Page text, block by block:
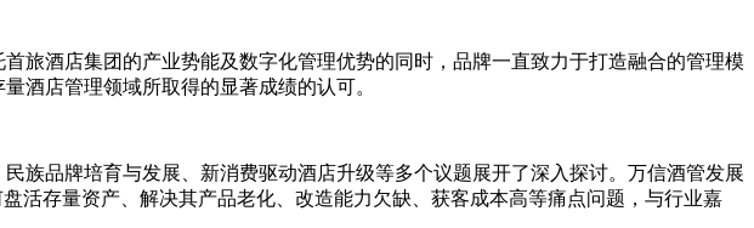
酒店集团的产业势能及数字化管理优势的同时，品牌一直致力于打造融合的管理模
酒店管理领域所取得的显著成绩的认可。
品牌培育与发展、新消费驱动酒店升级等多个议题展开了深入探讨。万信酒管发展
存量资产、解决其产品老化、改造能力欠缺、获客成本高等痛点问题，与行业嘉